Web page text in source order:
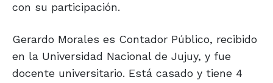
con su participación.
Gerardo Morales es Contador Público, recibido
en la Universidad Nacional de Jujuy, y fue
docente universitario. Está casado y tiene 4